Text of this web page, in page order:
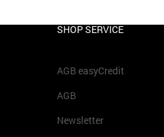
SHOP SERVICE
AGB easyCredit
AGB
Newsletter